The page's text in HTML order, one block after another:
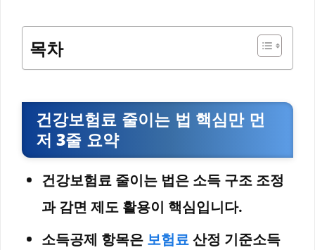
목차
건강보험료 줄이는 법 핵심만 먼
저 3줄 요약
건강보험료 줄이는 법은 소득 구조 조정
과 감면 제도 활용이 핵심입니다.
소득공제 항목은 보험료산정 기준소득